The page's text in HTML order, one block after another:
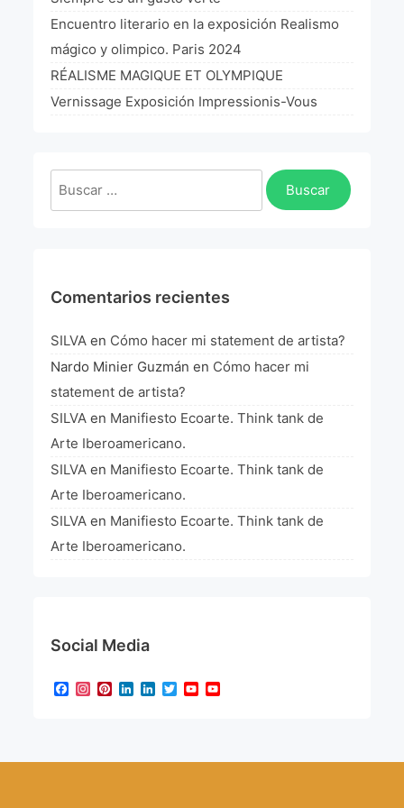
La Fórmula Científica Del Arte
Manifiesto Ecoarte
Association Paris
Encuentro literario en la exposición Realismo
mágico y olimpico. Paris 2024
RÉALISME MAGIQUE ET OLYMPIQUE
Vernissage Exposición Impressionis-Vous
Buscar:
Comentarios recientes
SILVA en Cómo hacer mi statement de artista?
Nardo Minier Guzmán en Cómo hacer mi
statement de artista?
SILVA en Manifiesto Ecoarte. Think tank de
Arte Iberoamericano.
SILVA en Manifiesto Ecoarte. Think tank de
Arte Iberoamericano.
SILVA en Manifiesto Ecoarte. Think tank de
Arte Iberoamericano.
Social Media
Facebook
Instagram
Pinterest
LinkedIn
LinkedIn
TwitterYouTube